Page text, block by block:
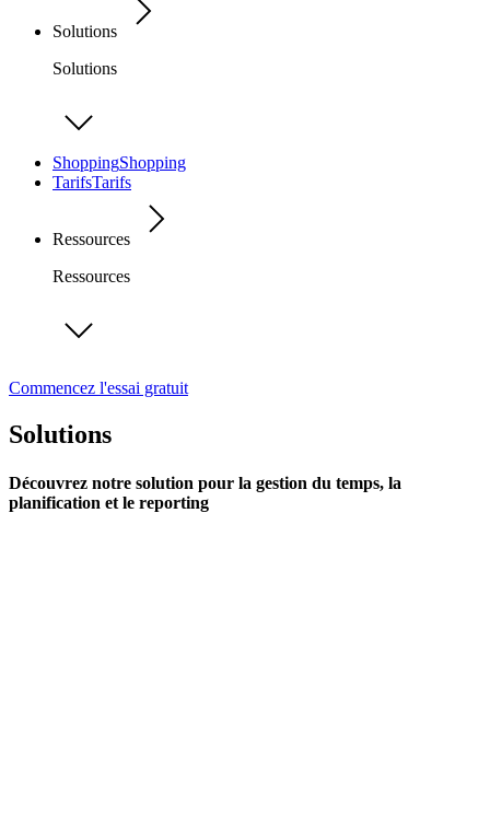
Solutions
Solutions
ShoppingShopping
TarifsTarifs
Ressources
Ressources
Commencez l'essai gratuit
Solutions
Découvrez notre solution pour la gestion du temps, la
planification et le reporting